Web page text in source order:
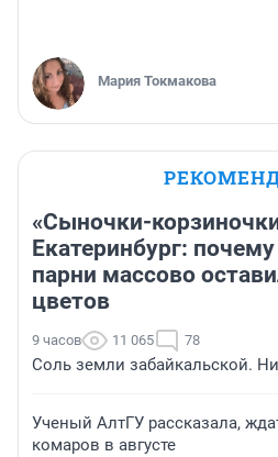
Мария Токмакова
«Сыночки-
Екатеринбург:
парни массово
цветов
9 часов 11 065 78
Соль земли забайкальской.
Ученый АлтГУ рассказала,
комаров в августе